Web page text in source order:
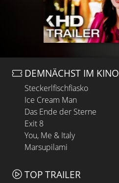
DEMNÄCHST IM KINO
Steckerlfischfiasko
Ice Cream Man
Das Ende der Sterne
Exit 8
You, Me & Italy
Marsupilami
TOP TRAILER